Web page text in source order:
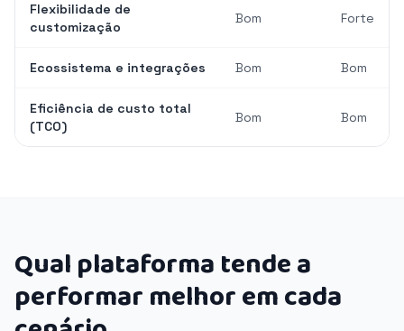
Flexibilidade de
customização
Bom Forte
Ecossistema e integrações Bom Bom
Eficiência de custo total
(TCO)
Bom Bom
Qual plataforma tende a
performar melhor em cada